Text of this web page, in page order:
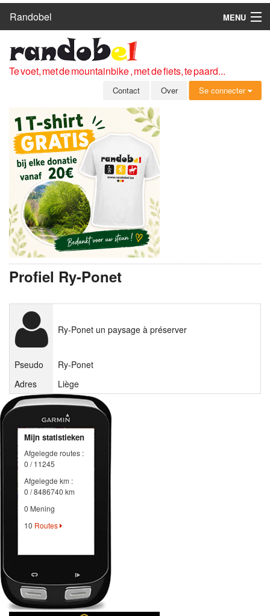
Randobel
MENU
ROUTES
CLUBS
OVER
LEDEN
ZICH AANMELDEN
GRATIS REGISTRATIE
WACHTWOORD VERGETEN
Te voet, met de mountainbike , met de fiets, te paard...
Contact Over Se connecter
Profiel Ry-Ponet
Ry-Ponet un paysage à préserver
Pseudo
Ry-Ponet
Adres
Liège
Mijn statistieken
Afgelegde routes :
0 / 11245
Afgelegde km :
0 / 8486740 km
0 Mening
10 Routes